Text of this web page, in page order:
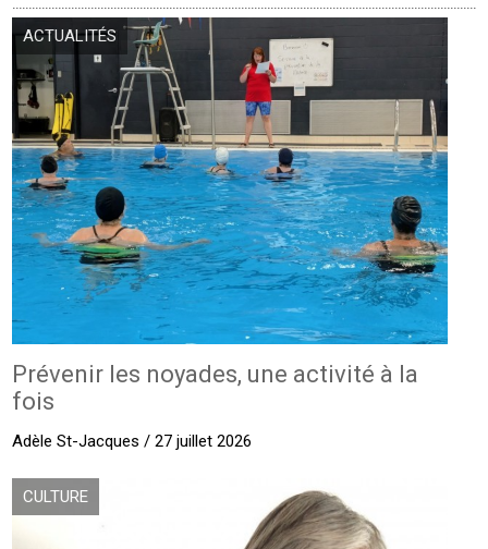
ACTUALITÉS
Prévenir les noyades, une activité à la
fois
Adèle St-Jacques / 27 juillet 2026
CULTURE